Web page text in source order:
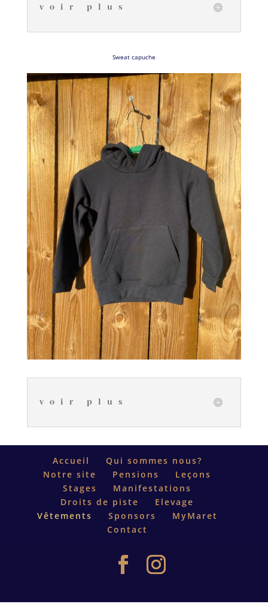
voir plus
Sweat capuche
voir plus
Accueil
Qui sommes nous?
Notre site
Pensions
Leçons
Stages
Manifestations
Droits de piste
Elevage
Vêtements
Sponsors
MyMaret
Contact